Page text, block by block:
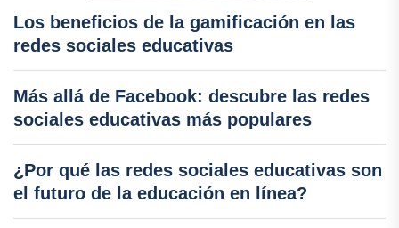
Los beneficios de la gamificación en las
redes sociales educativas
Más allá de Facebook: descubre las redes
sociales educativas más populares
¿Por qué las redes sociales educativas son
el futuro de la educación en línea?